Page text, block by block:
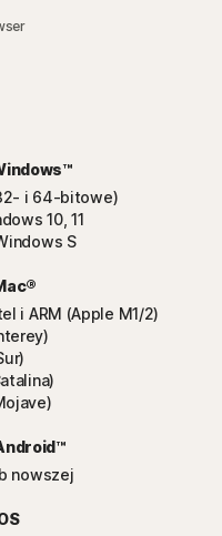
i 64-bitowe)
10, 11
S
i ARM (Apple M1/2)
nowszej